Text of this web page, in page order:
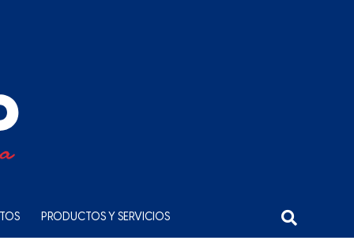
PRODUCTOS Y SERVICIOS